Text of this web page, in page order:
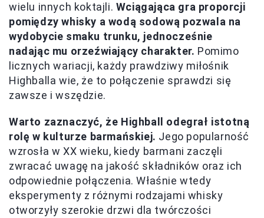
wielu innych koktajli. Wciągająca gra proporcji
pomiędzy whisky a wodą sodową pozwala na
wydobycie smaku trunku, jednocześnie
nadając mu orzeźwiający charakter. Pomimo
licznych wariacji, każdy prawdziwy miłośnik
Highballa wie, że to połączenie sprawdzi się
zawsze i wszędzie.
Warto zaznaczyć, że Highball odegrał istotną
rolę w kulturze barmańskiej. Jego popularność
wzrosła w XX wieku, kiedy barmani zaczęli
zwracać uwagę na jakość składników oraz ich
odpowiednie połączenia. Właśnie wtedy
eksperymenty z różnymi rodzajami whisky
otworzyły szerokie drzwi dla twórczości